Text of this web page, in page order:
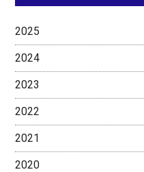
2025
2024
2023
2022
2021
2020